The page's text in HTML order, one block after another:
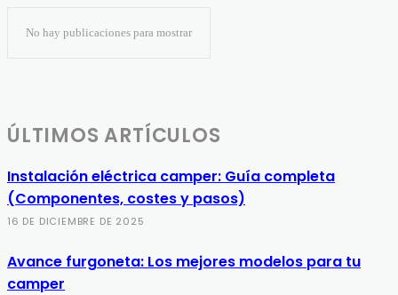
No hay publicaciones para mostrar
ÚLTIMOS ARTÍCULOS
Instalación eléctrica camper: Guía completa
(Componentes, costes y pasos)
16 DE DICIEMBRE DE 2025
Avance furgoneta: Los mejores modelos para tu
camper